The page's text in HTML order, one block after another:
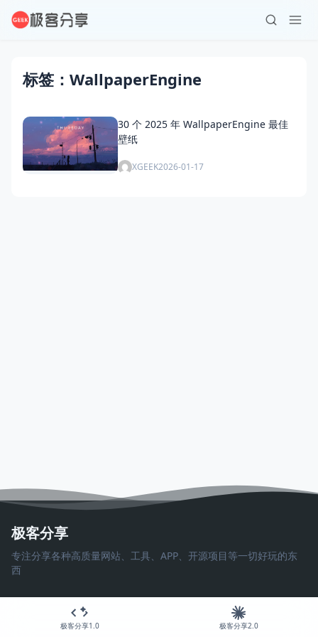
标签：WallpaperEngine
30 个 2025 年 WallpaperEngine 最佳
壁纸
XGEEK2026-01-17
极客分享
专注分享各种高质量网站、工具、APP、开源项目等一切好玩的东
西
极客分享1.0 极客分享2.0